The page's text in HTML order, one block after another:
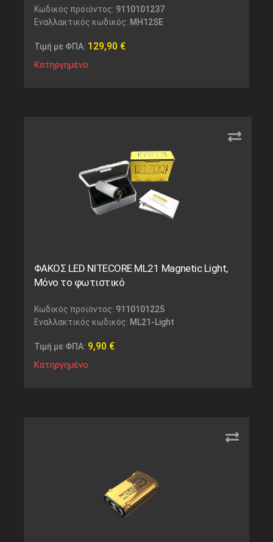
Κωδικός προϊόντος: 9110101237
Εναλλακτικός κωδικός: MH12SE
Τιμή με ΦΠΑ: 129,90 €
Κατηργημένο
ΦΑΚΟΣ LED NITECORE ML21 Magnetic Light,
Μόνο το φωτιστικό
Κωδικός προϊόντος: 9110101225
Εναλλακτικός κωδικός: ML21-Light
Τιμή με ΦΠΑ: 9,90 €
Κατηργημένο